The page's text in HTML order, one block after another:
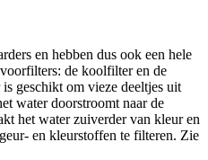
en hebben dus ook een hele
de koolfilter en de
geschikt om vieze deeltjes uit
water doorstroomt naar de
het water zuiverder van kleur en
en kleurstoffen te filteren. Zie